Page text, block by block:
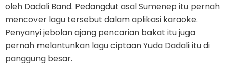
oleh Dadali Band. Pedangdut asal Sumenep itu pernah
mencover lagu tersebut dalam aplikasi karaoke.
Penyanyi jebolan ajang pencarian bakat itu juga
pernah melantunkan lagu ciptaan Yuda Dadali itu di
panggung besar.